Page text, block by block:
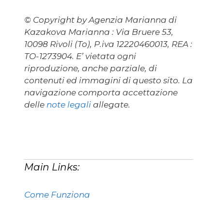
© Copyright by Agenzia Marianna di
Kazakova Marianna : Via Bruere 53,
10098 Rivoli (To), P.iva 12220460013, REA :
TO-1273904. E’ vietata ogni
riproduzione, anche parziale, di
contenuti ed immagini di questo sito. La
navigazione comporta accettazione
delle note legali allegate.
Main Links:
Come Funziona